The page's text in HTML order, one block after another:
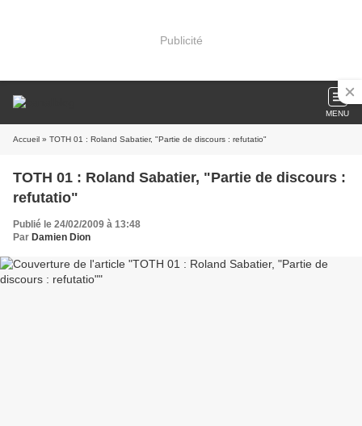
Publicité
MENU
Accueil » TOTH 01 : Roland Sabatier, "Partie de discours : refutatio"
TOTH 01 : Roland Sabatier, "Partie de discours :
refutatio"
Publié le 24/02/2009 à 13:48
Par Damien Dion